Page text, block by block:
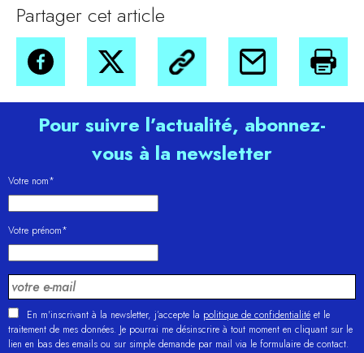
Partager cet article
Pour suivre l’actualité, abonnez-
vous à la newsletter
Votre nom*
Votre prénom*
En m'inscrivant à la newsletter, j’accepte la politique de confidentialité et le
traitement de mes données. Je pourrai me désinscrire à tout moment en cliquant sur le
lien en bas des emails ou sur simple demande par mail via le formulaire de contact.